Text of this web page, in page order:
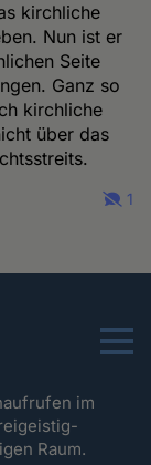
kirchliche
Nun ist er
Seite
Ganz so
kirchliche
über das
1
Menu
im
Raum.